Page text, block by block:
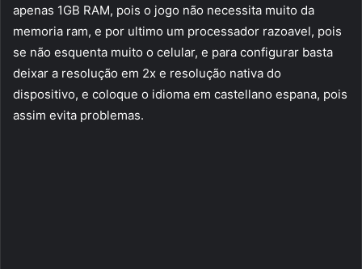
apenas 1GB RAM, pois o jogo não necessita muito da
memoria ram, e por ultimo um processador razoavel, pois
se não esquenta muito o celular, e para configurar basta
deixar a resolução em 2x e resolução nativa do
dispositivo, e coloque o idioma em castellano espana, pois
assim evita problemas.